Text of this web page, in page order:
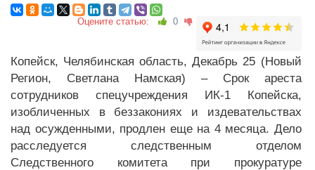
Оцените статью: 0
Копейск, Челябинская область, Декабрь 25 (Новый
Регион, Светлана Намская) – Срок ареста
сотрудников спецучреждения ИК-1 Копейска,
изобличенных в беззакониях и издевательствах
над осужденными, продлен еще на 4 месяца. Дело
расследуется следственным отделом
Следственного комитета при прокуратуре